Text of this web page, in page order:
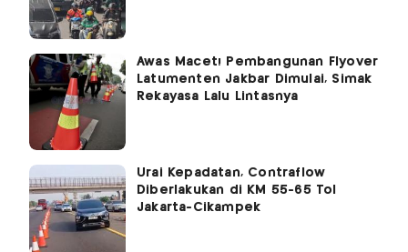
Awas Macet! Pembangunan Flyover
Latumenten Jakbar Dimulai, Simak
Rekayasa Lalu Lintasnya
Urai Kepadatan, Contraflow
Diberlakukan di KM 55-65 Tol
Jakarta-Cikampek